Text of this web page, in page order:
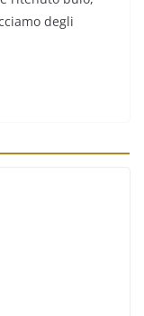
degli